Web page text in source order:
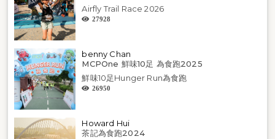
Airfly Trail Race 2026
27928
benny Chan
MCPOne 鮮味10足 為食跑2025
鮮味10足Hunger Run為食跑
26950
Howard Hui
茶記為食跑2024